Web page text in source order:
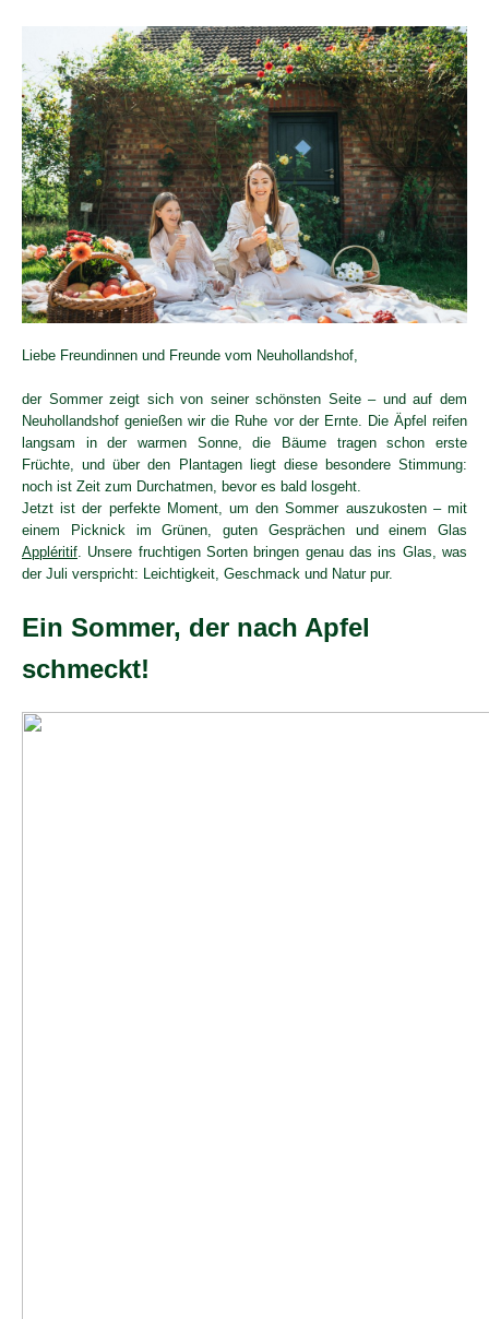
Liebe Freundinnen und Freunde vom Neuhollandshof,
der Sommer zeigt sich von seiner schönsten Seite – und auf dem
Neuhollandshof genießen wir die Ruhe vor der Ernte. Die Äpfel reifen
langsam in der warmen Sonne, die Bäume tragen schon erste
Früchte, und über den Plantagen liegt diese besondere Stimmung:
noch ist Zeit zum Durchatmen, bevor es bald losgeht.
Jetzt ist der perfekte Moment, um den Sommer auszukosten – mit
einem Picknick im Grünen, guten Gesprächen und einem Glas
Appléritif. Unsere fruchtigen Sorten bringen genau das ins Glas, was
der Juli verspricht: Leichtigkeit, Geschmack und Natur pur.
Ein Sommer, der nach Apfel
schmeckt!